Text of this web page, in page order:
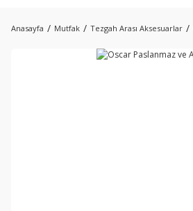
Anasayfa Mutfak Tezgah Arası Aksesuarlar